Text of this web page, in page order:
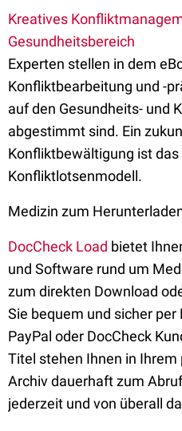
Kreatives
Gesundheitsbereich
Experten stellen in dem
Konfliktbearbeitung und -
auf den Gesundheits- und
abgestimmt sind. Ein
Konfliktbewältigung ist
Konfliktlotsenmodell.
Medizin zum
DocCheck Load bietet
und Software rund um
zum direkten Download
Sie bequem und sicher
PayPal oder DocCheck
Titel stehen Ihnen in
Archiv dauerhaft zum
jederzeit und von überall